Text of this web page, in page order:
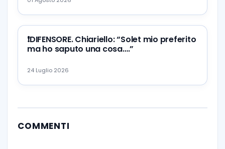
❗️DIFENSORE. Chiariello: “Solet mio preferito
ma ho saputo una cosa….”
24 Luglio 2026
COMMENTI